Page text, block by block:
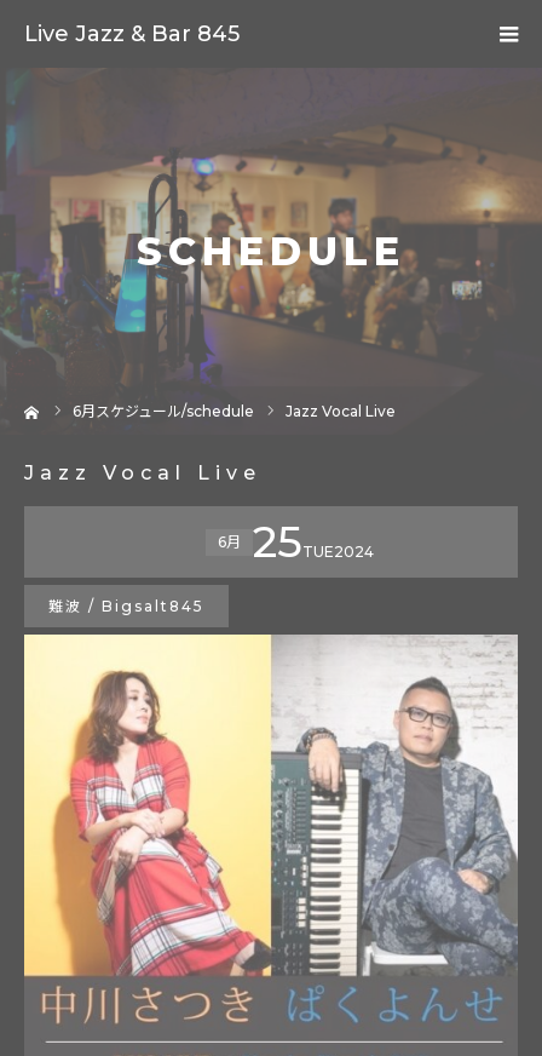
Live Jazz & Bar 845
SCHEDULE
6月スケジュール/schedule Jazz Vocal Live
Jazz Vocal Live
6月 25TUE2024
難波 / Bigsalt845